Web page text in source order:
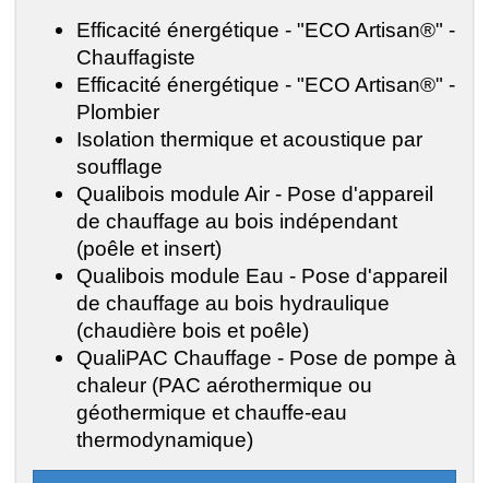
Efficacité énergétique - "ECO Artisan®" -
Chauffagiste
Efficacité énergétique - "ECO Artisan®" -
Plombier
Isolation thermique et acoustique par
soufflage
Qualibois module Air - Pose d'appareil
de chauffage au bois indépendant
(poêle et insert)
Qualibois module Eau - Pose d'appareil
de chauffage au bois hydraulique
(chaudière bois et poêle)
QualiPAC Chauffage - Pose de pompe à
chaleur (PAC aérothermique ou
géothermique et chauffe-eau
thermodynamique)